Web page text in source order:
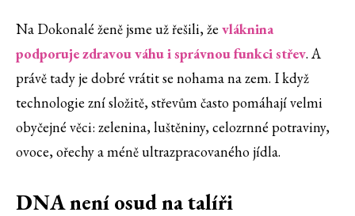
Na Dokonalé ženě jsme už řešili, že vláknina
podporuje zdravou váhu i správnou funkci střev. A
právě tady je dobré vrátit se nohama na zem. I když
technologie zní složitě, střevům často pomáhají velmi
obyčejné věci: zelenina, luštěniny, celozrnné potraviny,
ovoce, ořechy a méně ultrazpracovaného jídla.
DNA není osud na talíři